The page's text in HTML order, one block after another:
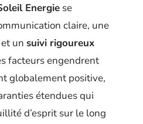
Energie se
claire, une
un suivi rigoureux
facteurs engendrent
globalement positive,
étendues qui
d’esprit sur le long